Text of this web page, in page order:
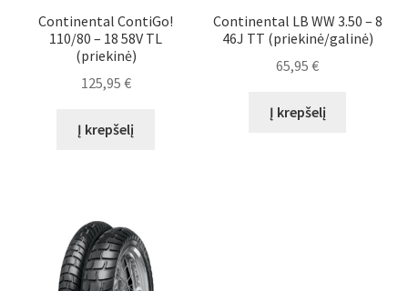
Continental ContiGo!
110/80 – 18 58V TL
(priekinė)
125,95 €
Į krepšelį
Continental LB WW 3.50 – 8
46J TT (priekinė/galinė)
65,95€
Į krepšelį